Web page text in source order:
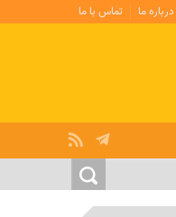
درباره ما تماس با ما